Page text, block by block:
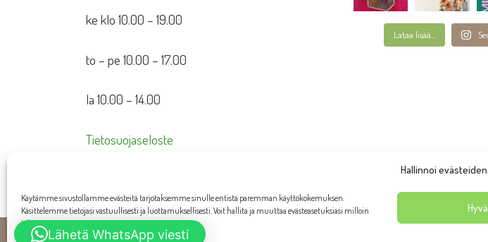
Hallinnoi
Käytämme sivustollamme evästeitä tarjotaksemme sinulle entistä paremman käyttökokemuksen.
Käsittelemme tietojasi vastuullisesti ja luottamuksellisesti. Voit hallita ja muuttaa evästeasetuksiasi milloin
tahansa.
ke klo 10.00 – 19.00
to – pe 10.00 – 17.00
la 10.00 – 14.00
Tietosuojaseloste
Lataa lisää...
Lähetä WhatsApp viesti